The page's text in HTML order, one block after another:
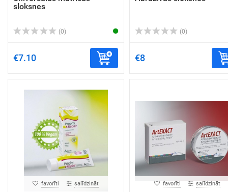
sloksnes
(0)
€7.10
(0)
€8
favorīti salīdzināt favorīti salīdzināt